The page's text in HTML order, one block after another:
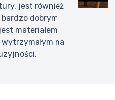
jest również
dobrym
materiałem
na